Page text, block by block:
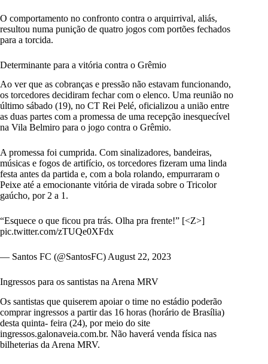
O comportamento no confronto contra o arquirrival, aliás,
resultou numa punição de quatro jogos com portões fechados
para a torcida.
Determinante para a vitória contra o Grêmio
Ao ver que as cobranças e pressão não estavam funcionando,
os torcedores decidiram fechar com o elenco. Uma reunião no
último sábado (19), no CT Rei Pelé, oficializou a união entre
as duas partes com a promessa de uma recepção inesquecível
na Vila Belmiro para o jogo contra o Grêmio.
A promessa foi cumprida. Com sinalizadores, bandeiras,
músicas e fogos de artifício, os torcedores fizeram uma linda
festa antes da partida e, com a bola rolando, empurraram o
Peixe até a emocionante vitória de virada sobre o Tricolor
gaúcho, por 2 a 1.
“Esquece o que ficou pra trás. Olha pra frente!” [<Z>]
pic.twitter.com/zTUQe0XFdx
— Santos FC (@SantosFC)August 22, 2023
Ingressos para os santistas na Arena MRV
Os santistas que quiserem apoiar o time no estádio poderão
comprar ingressos a partir das 16 horas (horário de Brasília)
desta quinta- feira (24), por meio do site
ingressos.galonaveia.com.br. Não haverá venda física nas
bilheterias da Arena MRV.